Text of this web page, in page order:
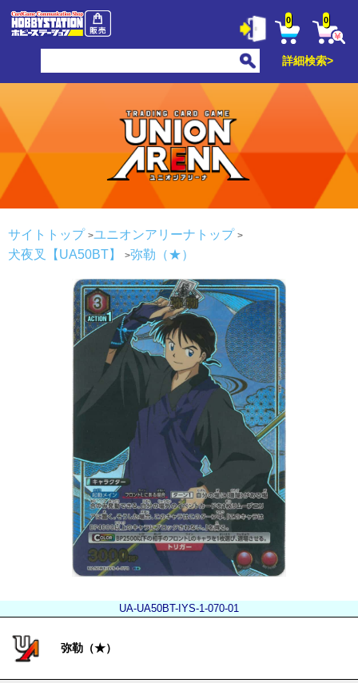
0 0
詳細検索>
サイトトップ
ユニオンアリーナトップ
犬夜叉【UA50BT】
弥勒（★）
UA-UA50BT-IYS-1-070-01
弥勒（★）